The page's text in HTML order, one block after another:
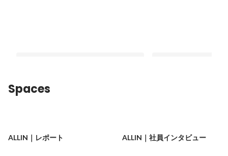
ーロー
Pinned Pinned
Spaces
ALLIN｜レポート ALLIN｜社員インタビュー